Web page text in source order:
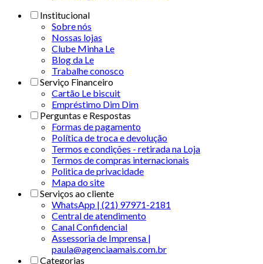
Institucional
Sobre nós
Nossas lojas
Clube Minha Le
Blog da Le
Trabalhe conosco
Serviço Financeiro
Cartão Le biscuit
Empréstimo Dim Dim
Perguntas e Respostas
Formas de pagamento
Política de troca e devolução
Termos e condições - retirada na Loja
Termos de compras internacionais
Politica de privacidade
Mapa do site
Serviços ao cliente
WhatsApp | (21) 97971-2181
Central de atendimento
Canal Confidencial
Assessoria de Imprensa |
paula@agenciaamais.com.br
Categorias